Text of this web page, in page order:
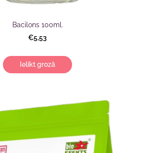
Bacilons 100ml.
€5,53
Ielikt grozā